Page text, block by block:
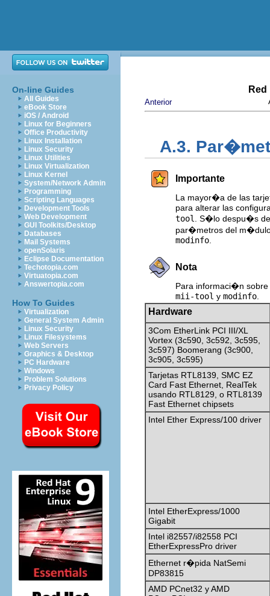
On-line Guides
All Guides
eBook Store
iOS / Android
Linux for Beginners
Office Productivity
Linux Installation
Linux Security
Linux Utilities
Linux Virtualization
Linux Kernel
System/Network Admin
Programming
Scripting Languages
Development Tools
Web Development
GUI Toolkits/Desktop
Databases
Mail Systems
openSolaris
Eclipse Documentation
Techotopia.com
Virtuatopia.com
Answertopia.com
How To Guides
Virtualization
General System Admin
Linux Security
Linux Filesystems
Web Servers
Graphics & Desktop
PC Hardware
Windows
Problem Solutions
Privacy Policy
Anterior
A.3.
Importante
La mayor�a de las
para alterar las
tool
. S�lo despu�s
par�metros del
modinfo
Nota
Para informaci�n
mii-tool y modinfo
Hardware
3Com EtherLink PCI III/XL
Vortex (3c590, 3c592, 3c595,
3c597) Boomerang (3c900,
3c905, 3c595)
Tarjetas RTL8139, SMC EZ
Card Fast Ethernet, RealTek
usando RTL8129, o RTL8139
Fast Ethernet chipsets
Intel Ether Express/100 driver
Intel EtherExpress/1000
Gigabit
Intel i82557/i82558 PCI
EtherExpressPro driver
Ethernet r�pida NatSemi
DP83815
AMD PCnet32 y AMD